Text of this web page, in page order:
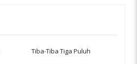
Tiba-Tiba Tiga Puluh